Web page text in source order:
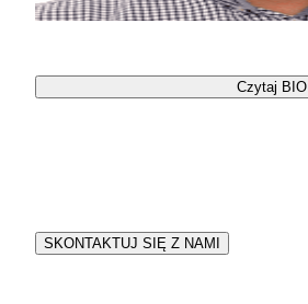
Czytaj BIO
SKONTAKTUJ SIĘ Z NAMI